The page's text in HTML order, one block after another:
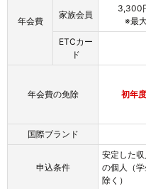
年会費
家族会員
3,300
※最
ETCカー
ド
年会費の免除 初年
国際ブランド
申込条件
安定した
の個人（
除く）